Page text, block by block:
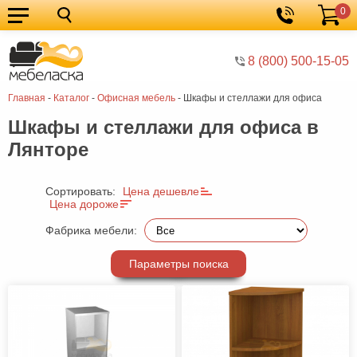
8 (800) 500-15-05
Корзина
0
Главная - Каталог - Офисная мебель - Шкафы и стеллажи для офиса
Кухонные
гарнитуры
Мебель
для
кухни
Мебель
для
спальни
Кровати
Шкафы
Диваны
Шкафы и стеллажи для офиса в
Лянторе
Сортировать:
Цена дешевле
Цена дороже
Фабрика мебели:
Параметры поиска